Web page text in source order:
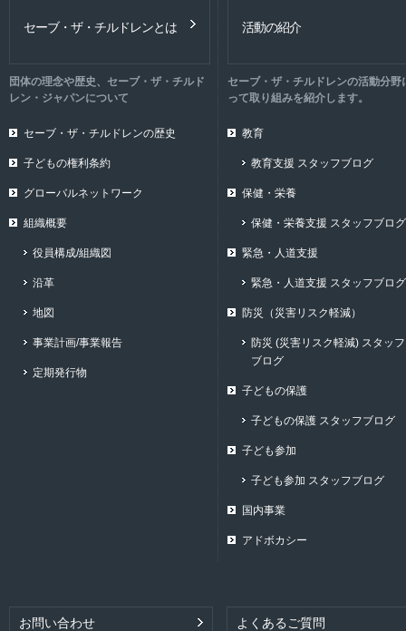
セーブ・ザ・チルドレンとは
団体の理念や歴史、セーブ・ザ・チルド
レン・ジャパンについて
セーブ・ザ・チルドレンの歴史
子どもの権利条約
グローバルネットワーク
組織概要
役員構成/組織図
沿革
地図
事業計画/事業報告
定期発行物
活動の紹介
セーブ・ザ・チルドレンの活動分野
って取り組みを紹介します。
教育
教育支援 スタッフブログ
保健・栄養
保健・栄養支援 スタッフブログ
緊急・人道支援
緊急・人道支援 スタッフブログ
防災（災害リスク軽減）
防災 (災害リスク軽減) スタッフ
ブログ
子どもの保護
子どもの保護 スタッフブログ
子ども参加
子ども参加 スタッフブログ
国内事業
アドボカシー
お問い合わせ よくあるご質問